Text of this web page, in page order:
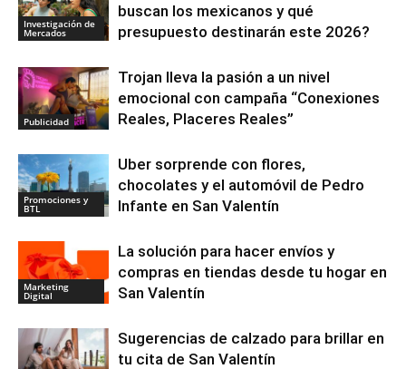
Investigación de
Mercados
buscan los mexicanos y qué
presupuesto destinarán este 2026?
Publicidad
Trojan lleva la pasión a un nivel
emocional con campaña “Conexiones
Reales, Placeres Reales”
Promociones y
BTL
Uber sorprende con flores,
chocolates y el automóvil de Pedro
Infante en San Valentín
Marketing
Digital
La solución para hacer envíos y
compras en tiendas desde tu hogar en
San Valentín
Sugerencias de calzado para brillar en
tu cita de San Valentín